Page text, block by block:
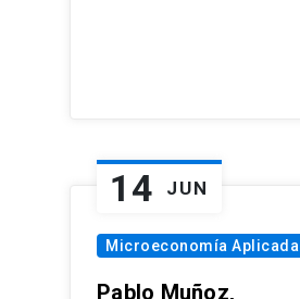
14 JUN
Microeconomía Aplicada
Pablo Muñoz,